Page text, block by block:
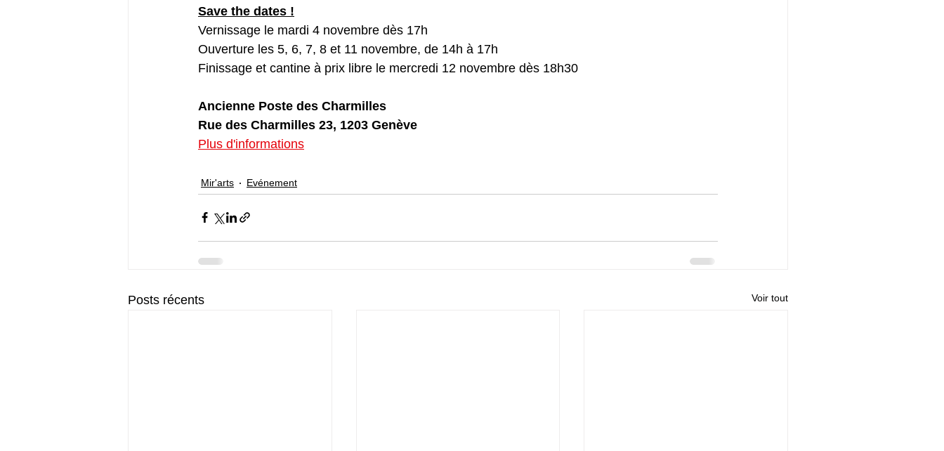
Save the dates !
Vernissage le mardi 4 novembre dès 17h
Ouverture les 5, 6, 7, 8 et 11 novembre, de 14h à 17h
Finissage et cantine à prix libre le mercredi 12 novembre dès 18h30
Ancienne Poste des Charmilles
Rue des Charmilles 23, 1203 Genève
Plus d'informations
Mir'arts Evénement
Posts récents Voir tout